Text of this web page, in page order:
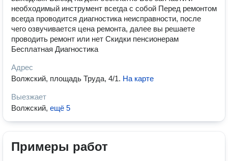
необходимый инструмент всегда с собой Перед ремонтом
всегда проводится диагностика неисправности, после
чего озвучивается цена ремонта, далее вы решаете
проводить ремонт или нет Скидки пенсионерам
Бесплатная Диагностика
Адрес
Волжский, площадь Труда, 4/1. На карте
Выезжает
Волжский, ещё 5
Примеры работ